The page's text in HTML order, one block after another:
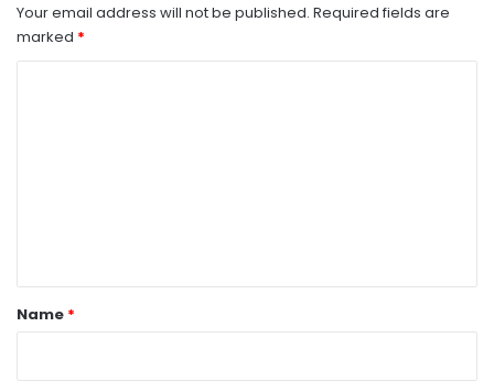
Your email address will not be published. Required fields are
marked *
*Name *